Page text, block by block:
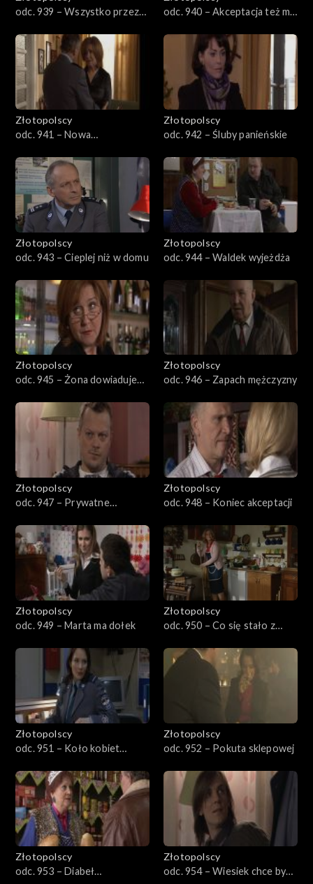
odc. 939 – Wszystko przez
odc. 940 – Akceptacja też ma
Złotopolscy
odc. 941 – Nowa
Złotopolscy
odc. 942 – Śluby panieńskie
Złotopolscy
odc. 943 – Cieplej niż w domu
Złotopolscy
odc. 944 – Waldek wyjeżdża
Złotopolscy
odc. 945 – Żona dowiaduje
Złotopolscy
odc. 946 – Zapach mężczyzny
Złotopolscy
odc. 947 – Prywatne
Złotopolscy
odc. 948 – Koniec akceptacji
Złotopolscy
odc. 949 – Marta ma dołek
Złotopolscy
odc. 950 – Co się stało z
Złotopolscy
odc. 951 – Koło kobiet
Złotopolscy
odc. 952 – Pokuta sklepowej
Złotopolscy
odc. 953 – Diabeł
Złotopolscy
odc. 954 – Wiesiek chce być